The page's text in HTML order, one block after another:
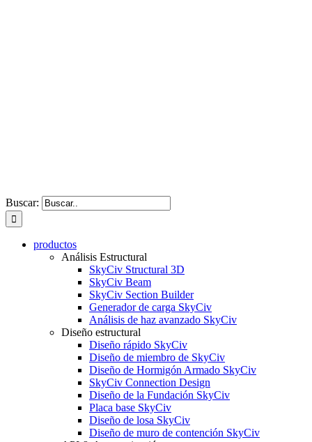
Buscar:
productos
Análisis Estructural
SkyCiv Structural 3D
SkyCiv Beam
SkyCiv Section Builder
Generador de carga SkyCiv
Análisis de haz avanzado SkyCiv
Diseño estructural
Diseño rápido SkyCiv
Diseño de miembro de SkyCiv
Diseño de Hormigón Armado SkyCiv
SkyCiv Connection Design
Diseño de la Fundación SkyCiv
Placa base SkyCiv
Diseño de losa SkyCiv
Diseño de muro de contención SkyCiv